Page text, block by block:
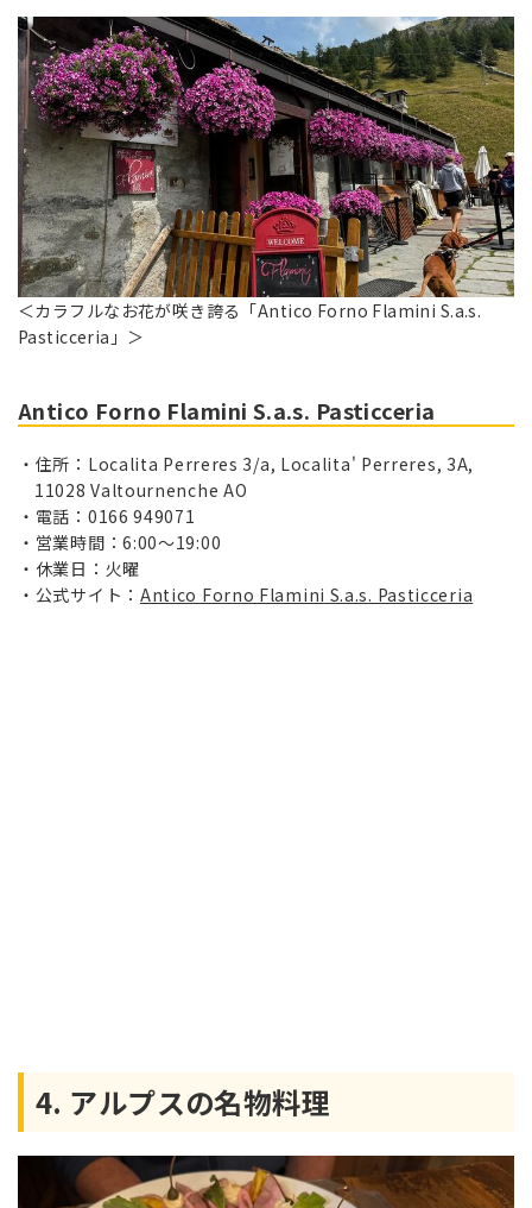
＜カラフルなお花が咲き誇る「Antico Forno Flamini S.a.s.
Pasticceria」＞
Antico Forno Flamini S.a.s. Pasticceria
住所：Localita Perreres 3/a, Localita' Perreres, 3A,
11028 Valtournenche AO
電話：0166 949071
営業時間：6:00〜19:00
休業日：火曜
公式サイト： Antico Forno Flamini S.a.s. Pasticceria
4. アルプスの名物料理